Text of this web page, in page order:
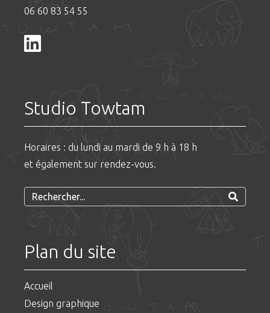
06 60 83 54 55
Studio Towtam
Horaires : du lundi au mardi de 9 h à 18 h
et également sur rendez-vous.
Plan du site
Accueil
Design graphique